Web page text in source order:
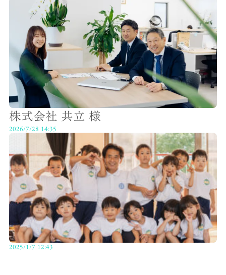
株式会社 共立 様
2026/7/28 14:35
2025/1/7 12:43